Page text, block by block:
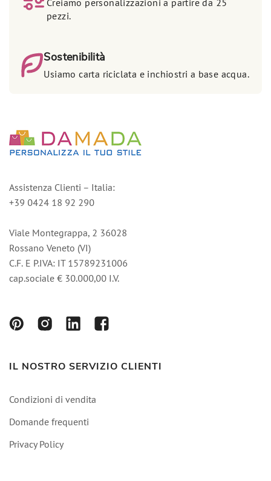
Creiamo personalizzazioni a partire da 25
pezzi.
Sostenibilità
Usiamo carta riciclata e inchiostri a base acqua.
Assistenza Clienti – Italia:
+39 0424 18 92 290
Viale Montegrappa, 2 36028
Rossano Veneto (VI)
C.F. E P.IVA: IT 15789231006
cap.sociale € 30.000,00 I.V.
IL NOSTRO SERVIZIO CLIENTI
Condizioni di vendita
Domande frequenti
Privacy Policy